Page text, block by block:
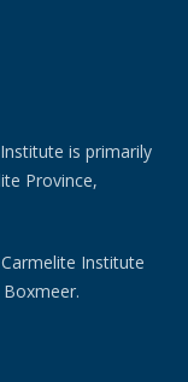
is primarily
Province,
Institute